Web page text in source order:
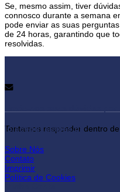
Se, mesmo assim, tiver
connosco durante a semana
pode enviar as suas
de 24 horas, garantindo que
resolvidas.
Tentamos responder dentro
lojadepuxadores.pt
Sobre Nós
Contato
Imprimir
Política de Cookies